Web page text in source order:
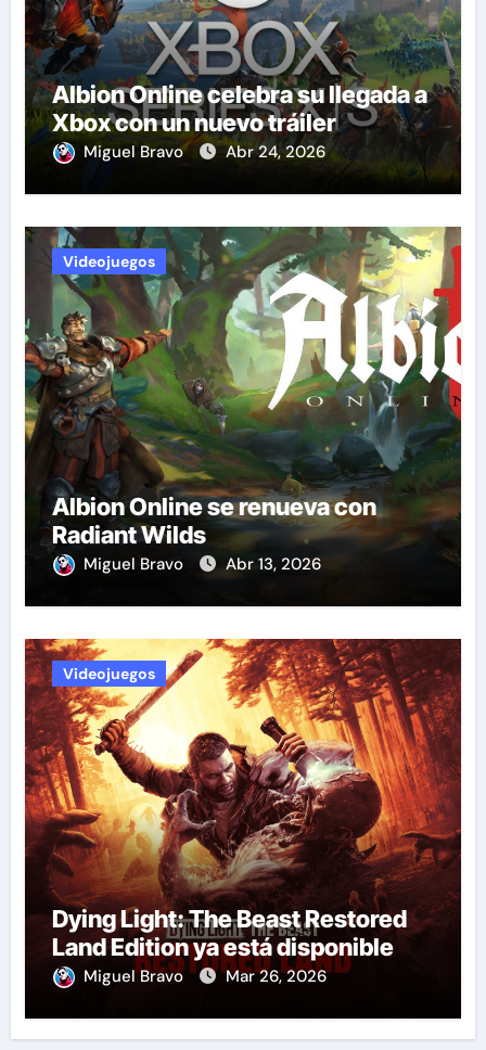
Albion Online celebra su llegada a
Xbox con un nuevo tráiler
Miguel Bravo Abr 24, 2026
Videojuegos
Albion Online se renueva con
Radiant Wilds
Miguel Bravo Abr 13, 2026
Videojuegos
Dying Light: The Beast Restored
Land Edition ya está disponible
Miguel Bravo Mar 26, 2026